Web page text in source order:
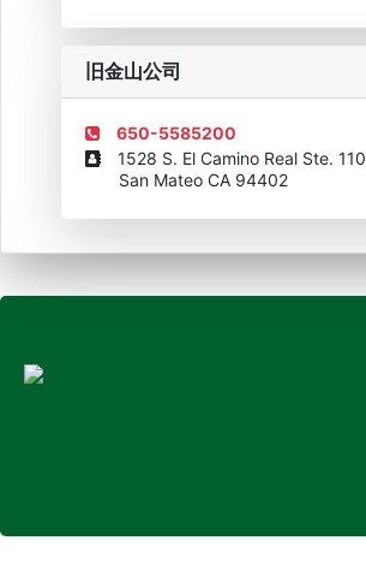
旧金山公司
650-5585200
1528 S. El Camino Real Ste. 110
San Mateo CA 94402